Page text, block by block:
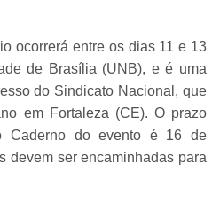
ocorrerá entre os dias 11 e 13
de Brasília (UNB), e é uma
do Sindicato Nacional, que
em Fortaleza (CE). O prazo
Caderno do evento é 16 de
devem ser encaminhadas para